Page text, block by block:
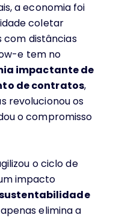
a economia foi
coletar
com distâncias
e tem no
impactante de
de contratos,
revolucionou os
o compromisso
o ciclo de
impacto
elimina a